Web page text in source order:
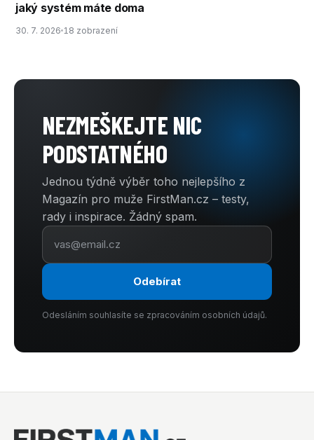
jaký systém máte doma
30. 7. 2026 18 zobrazení
NEZMEŠKEJTE NIC
PODSTATNÉHO
Jednou týdně výběr toho nejlepšího z
Magazín pro muže FirstMan.cz – testy,
rady i inspirace. Žádný spam.
Odebírat
Odesláním souhlasíte se zpracováním osobních údajů.